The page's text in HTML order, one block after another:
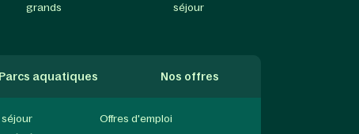
grands
séjour
Parcs aquatiques Nos offres
Offres d'emploi